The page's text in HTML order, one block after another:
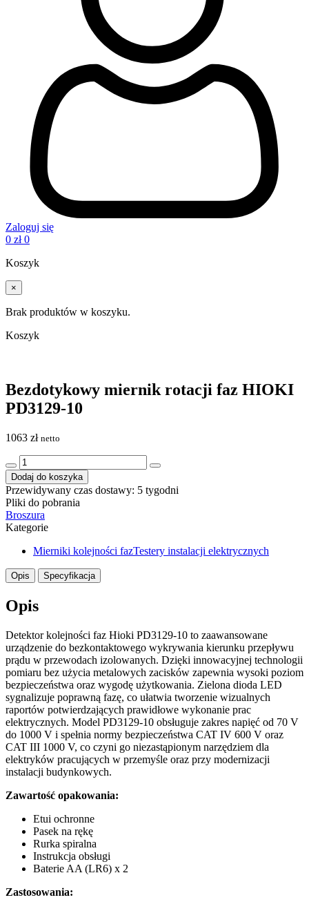
Zaloguj się
0 zł 0
Koszyk
×
Brak produktów w koszyku.
Koszyk
Bezdotykowy miernik rotacji faz HIOKI
PD3129-10
1063 zł netto
ilość
Bezdotykowy
miernik
rotacji
faz
HIOKI
PD3129-
Dodaj do koszyka
Przewidywany czas dostawy: 5 tygodni
Pliki do pobrania
Broszura
Kategorie
Mierniki kolejności fazTestery instalacji elektrycznych
Opis Specyfikacja
Opis
Detektor kolejności faz Hioki PD3129-10 to zaawansowane
urządzenie do bezkontaktowego wykrywania kierunku przepływu
prądu w przewodach izolowanych. Dzięki innowacyjnej technologii
pomiaru bez użycia metalowych zacisków zapewnia wysoki poziom
bezpieczeństwa oraz wygodę użytkowania. Zielona dioda LED
sygnalizuje poprawną fazę, co ułatwia tworzenie wizualnych
raportów potwierdzających prawidłowe wykonanie prac
elektrycznych. Model PD3129-10 obsługuje zakres napięć od 70 V
do 1000 V i spełnia normy bezpieczeństwa CAT IV 600 V oraz
CAT III 1000 V, co czyni go niezastąpionym narzędziem dla
elektryków pracujących w przemyśle oraz przy modernizacji
instalacji budynkowych.
Zawartość opakowania:
Etui ochronne
Pasek na rękę
Rurka spiralna
Instrukcja obsługi
Baterie AA (LR6) x 2
Zastosowania: